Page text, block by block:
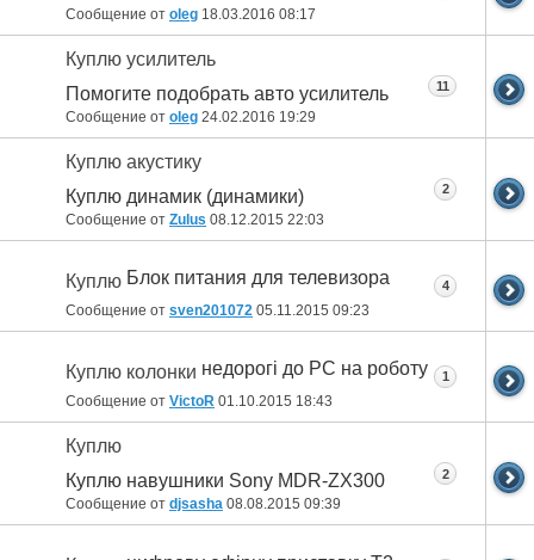
Сообщение от oleg 18.03.2016 08:17
Куплю усилитель
Помогите подобрать авто усилитель
Сообщение от oleg 24.02.2016 19:29
11
Куплю акустику
Куплю динамик (динамики)
Сообщение от Zulus 08.12.2015 22:03
2
Куплю Блок питания для телевизора
Сообщение от sven201072 05.11.2015 09:23
4
Куплю колонки недорогі до PC на роботу
Сообщение от VictoR 01.10.2015 18:43
1
Куплю
Куплю навушники Sony MDR-ZX300
Сообщение от djsasha 08.08.2015 09:39
2